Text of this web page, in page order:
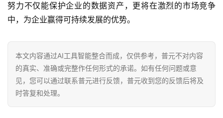
努力不仅能保护企业的数据资产，更将在激烈的市场竞争
中，为企业赢得可持续发展的优势。
本文内容通过AI工具智能整合而成，仅供参考，普元不对内容
的真实、准确或完整作任何形式的承诺。如有任何问题或意
见，您可以通过联系普元进行反馈，普元收到您的反馈后将及
时答复和处理。